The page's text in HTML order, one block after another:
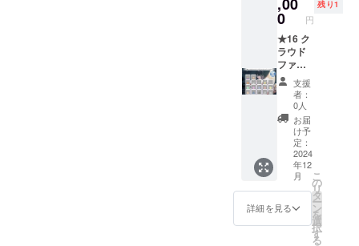
レジッ
ト掲載
を希望
される
お名前
をご記
入くだ
さい。
セット
●→Qua
ntize_
デジタ
ルサウ
ンドト
ラック
セット
(「世界
で一番
悲しい
顔」、
「ラ
ビっと
はー
で』A1
キービ
ジュア
ルポス
ター ●
パート
ボイス
仕様
「朱色
に染ま
る、美
しき社
で」
●「朱色
に染ま
る、美
しき社
で」シ
0 円
残り1
★16 ク
ラウド
ファン
ディン
グリミ
テッド
コンプ
リート
セット
B[CF限
援者様
希望外
伝
ショー
トシナ
支援
者：
0人
お届
け予
定：
2024
年12
月
詳細を見る
こ
の
リ
タ
ー
ン
を
選
択
す
る